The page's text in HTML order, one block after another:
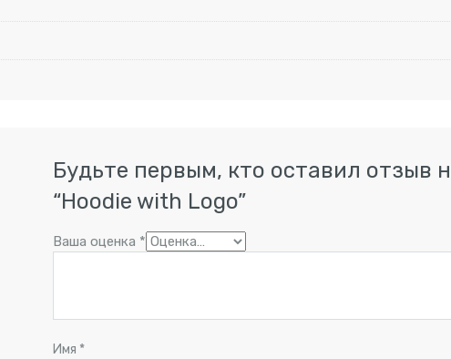
Будьте первым, кто оставил отзыв
“Hoodie with Logo”
Ваша оценка *
Имя *